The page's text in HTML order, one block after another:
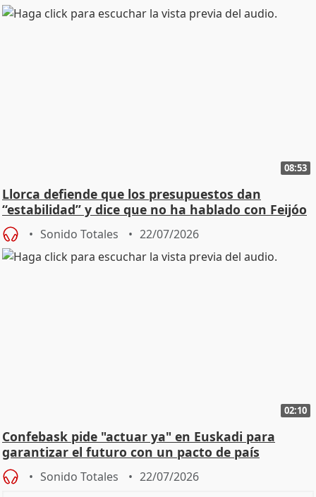
08:53
Llorca defiende que los presupuestos dan
“estabilidad” y dice que no ha hablado con Feijóo
Sonido Totales 22/07/2026
02:10
Confebask pide "actuar ya" en Euskadi para
garantizar el futuro con un pacto de país
Sonido Totales 22/07/2026